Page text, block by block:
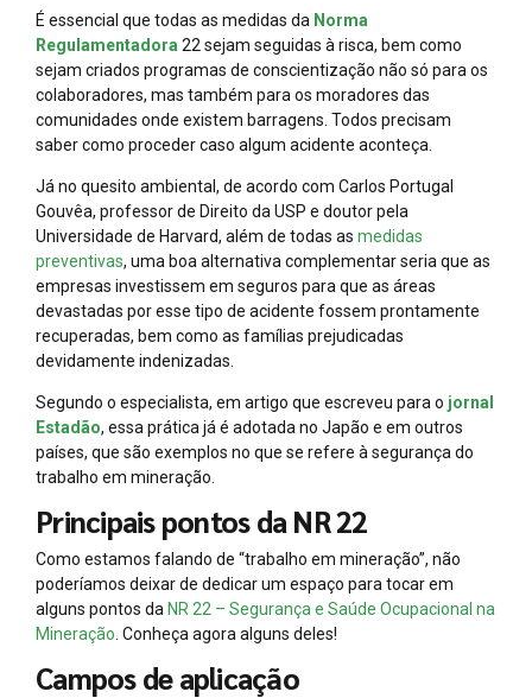
É essencial que todas as medidas da Norma
Regulamentadora 22 sejam seguidas à risca, bem como
sejam criados programas de conscientização não só para os
colaboradores, mas também para os moradores das
comunidades onde existem barragens. Todos precisam
saber como proceder caso algum acidente aconteça.
Já no quesito ambiental, de acordo com Carlos Portugal
Gouvêa, professor de Direito da USP e doutor pela
Universidade de Harvard, além de todas as medidas
preventivas, uma boa alternativa complementar seria que as
empresas investissem em seguros para que as áreas
devastadas por esse tipo de acidente fossem prontamente
recuperadas, bem como as famílias prejudicadas
devidamente indenizadas.
Segundo o especialista, em artigo que escreveu para o jornal
Estadão, essa prática já é adotada no Japão e em outros
países, que são exemplos no que se refere à segurança do
trabalho em mineração.
Principais pontos da NR 22
Como estamos falando de “trabalho em mineração”, não
poderíamos deixar de dedicar um espaço para tocar em
alguns pontos da NR 22 – Segurança e Saúde Ocupacional na
Mineração . Conheça agora alguns deles!
Campos de aplicação